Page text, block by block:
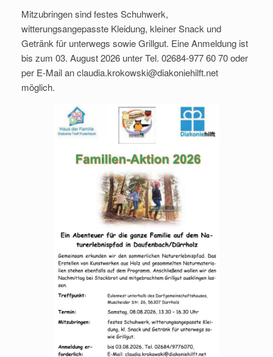
Mitzubringen sind festes Schuhwerk,
witterungsangepasste Kleidung, kleiner Snack und
Getränk für unterwegs sowie Grillgut. Eine Anmeldung ist
bis zum 03. August 2026 unter Tel. 02684-977 60 70 oder
per E-Mail an claudia.krokowski@diakoniehilft.net
möglich.